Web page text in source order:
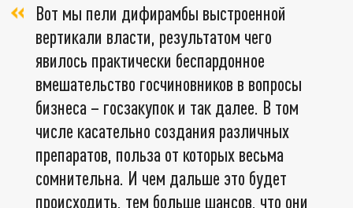
Вот мы пели дифирамбы выстроенной
вертикали власти, результатом чего
явилось практически беспардонное
вмешательство госчиновников в вопросы
бизнеса – госзакупок и так далее. В том
числе касательно создания различных
препаратов, польза от которых весьма
сомнительна. И чем дальше это будет
происходить, тем больше шансов, что они